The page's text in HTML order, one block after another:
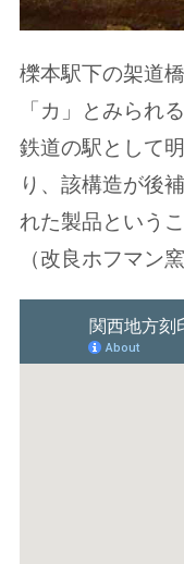
櫟本駅下の架道
「カ」とみられ
鉄道の駅として
り、該構造が後
れた製品という
（改良ホフマン窯